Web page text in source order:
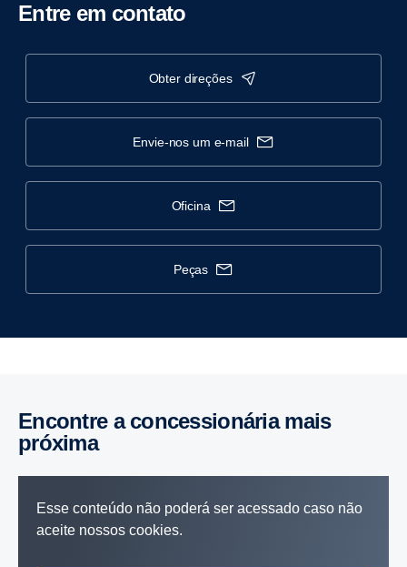
Entre em contato
obter direções
envie-nos um e-mail
oficina
peças
Encontre a concessionária mais
próxima
Esse conteúdo não poderá ser acessado caso não
aceite nossos cookies.